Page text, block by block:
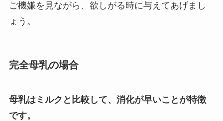
ご機嫌を見ながら、欲しがる時に与えてあげまし
ょう。
完全母乳の場合
母乳はミルクと比較して、消化が早いことが特徴
です。